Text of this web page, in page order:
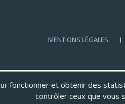
fonctionner et obtenir des
contrôler ceux que vous
MENTIONS LÉGALES